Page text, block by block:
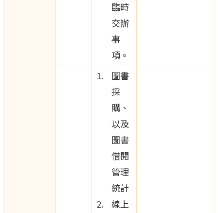
臨時
交辦
事
項。
圖書
採
購、
以及
圖書
借閱
管理
統計
線上